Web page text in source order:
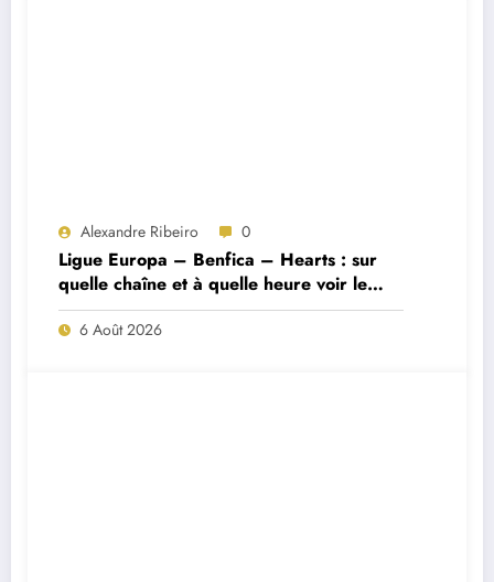
Alexandre Ribeiro 0
Ligue Europa – Benfica – Hearts : sur
quelle chaîne et à quelle heure voir le
match ?
6 Août 2026